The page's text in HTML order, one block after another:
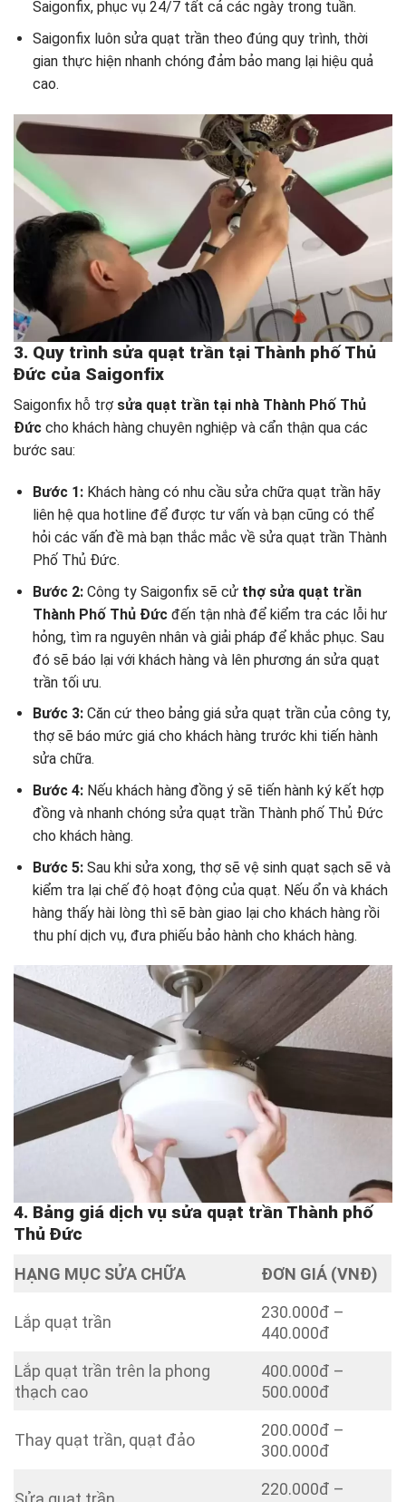
Saigonfix, phục vụ 24/7 tất cả các ngày trong tuần.
Saigonfix luôn sửa quạt trần theo đúng quy trình, thời
gian thực hiện nhanh chóng đảm bảo mang lại hiệu quả
cao.
3. Quy trình sửa quạt trần tại Thành phố Thủ
Đức của Saigonfix
Saigonfix hỗ trợ sửa quạt trần tại nhà Thành Phố Thủ
Đức cho khách hàng chuyên nghiệp và cẩn thận qua các
bước sau:
Bước 1:Khách hàng có nhu cầu sửa chữa quạt trần hãy
liên hệ qua hotline để được tư vấn và bạn cũng có thể
hỏi các vấn đề mà bạn thắc mắc về sửa quạt trần Thành
Phố Thủ Đức.
Bước 2:Công ty Saigonfix sẽ cửthợ sửa quạt trần
Thành Phố Thủ Đứcđến tận nhà để kiểm tra các lỗi hư
hỏng, tìm ra nguyên nhân và giải pháp để khắc phục. Sau
đó sẽ báo lại với khách hàng và lên phương án sửa quạt
trần tối ưu.
Bước 3: Căn cứ theo bảng giá sửa quạt trần của công ty,
thợ sẽ báo mức giá cho khách hàng trước khi tiến hành
sửa chữa.
Bước 4: Nếu khách hàng đồng ý sẽ tiến hành ký kết hợp
đồng và nhanh chóng sửa quạt trần Thành phố Thủ Đức
cho khách hàng.
Bước 5:Sau khi sửa xong, thợ sẽ vệ sinh quạt sạch sẽ và
kiểm tra lại chế độ hoạt động của quạt. Nếu ổn và khách
hàng thấy hài lòng thì sẽ bàn giao lại cho khách hàng rồi
thu phí dịch vụ, đưa phiếu bảo hành cho khách hàng.
4. Bảng giá dịch vụ sửa quạt trần Thành phố
Thủ Đức
HẠNG MỤC SỬA CHỮA ĐƠN GIÁ (VNĐ)
Lắp quạt trần
230.000đ –
440.000đ
Lắp quạt trần trên la phong
thạch cao
400.000đ –
500.000đ
Thay quạt trần, quạt đảo
200.000đ –
300.000đ
220.000đ –